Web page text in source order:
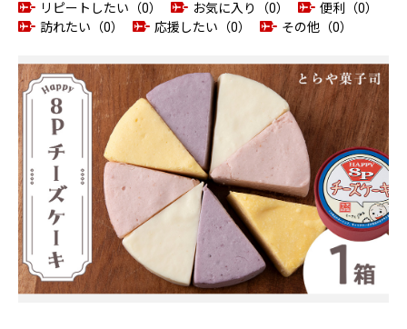
リピートしたい（0）
お気に入り（0）
便利（0）
訪れたい（0）
応援したい（0） その他（0）